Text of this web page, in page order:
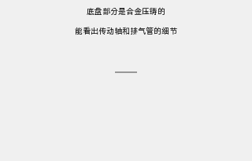
底盘部分是合金压铸的
能看出传动轴和排气管的细节